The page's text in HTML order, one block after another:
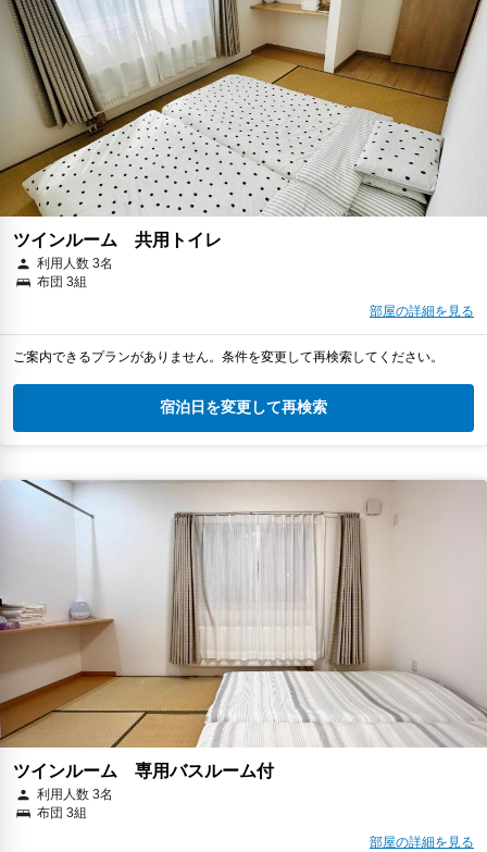
ツインルーム 共用トイレ
利用人数 3名
布団 3組
部屋の詳細を見る
ご案内できるプランがありません。条件を変更して再検索してください。
宿泊日を変更して再検索
ツインルーム 専用バスルーム付
利用人数 3名
布団 3組
部屋の詳細を見る